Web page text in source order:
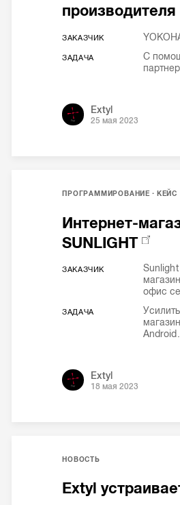
ЗАКАЗЧИК
ЗАДАЧА
С
Extyl
25 мая 2023
ПРОГРАММИРОВАНИЕ КЕЙС
Интернет-
SUNLIGHT
ЗАКАЗЧИК
офис
ЗАДАЧА
Android.
Extyl
18 мая 2023
НОВОСТЬ
Extyl